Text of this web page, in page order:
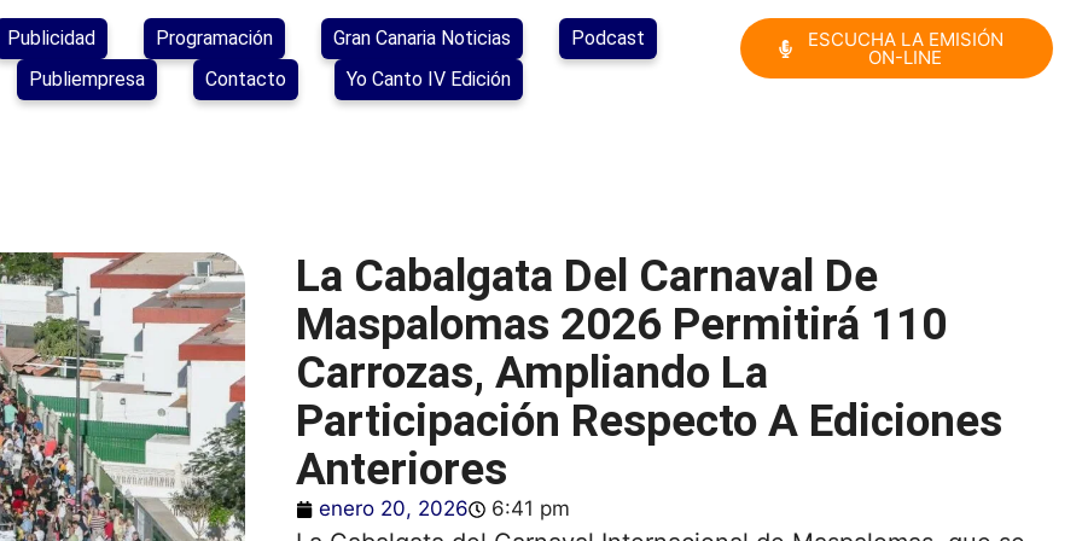
Publicidad Programación Gran Canaria Noticias
Podcast
Publiempresa
Contacto Yo Canto IV Edición
ESCUCHA LA EMISIÓN
ON-LINE
La Cabalgata Del Carnaval De
Maspalomas 2026 Permitirá 110
Carrozas, Ampliando La
Participación Respecto A Ediciones
Anteriores
enero 20, 2026 6:41 pm